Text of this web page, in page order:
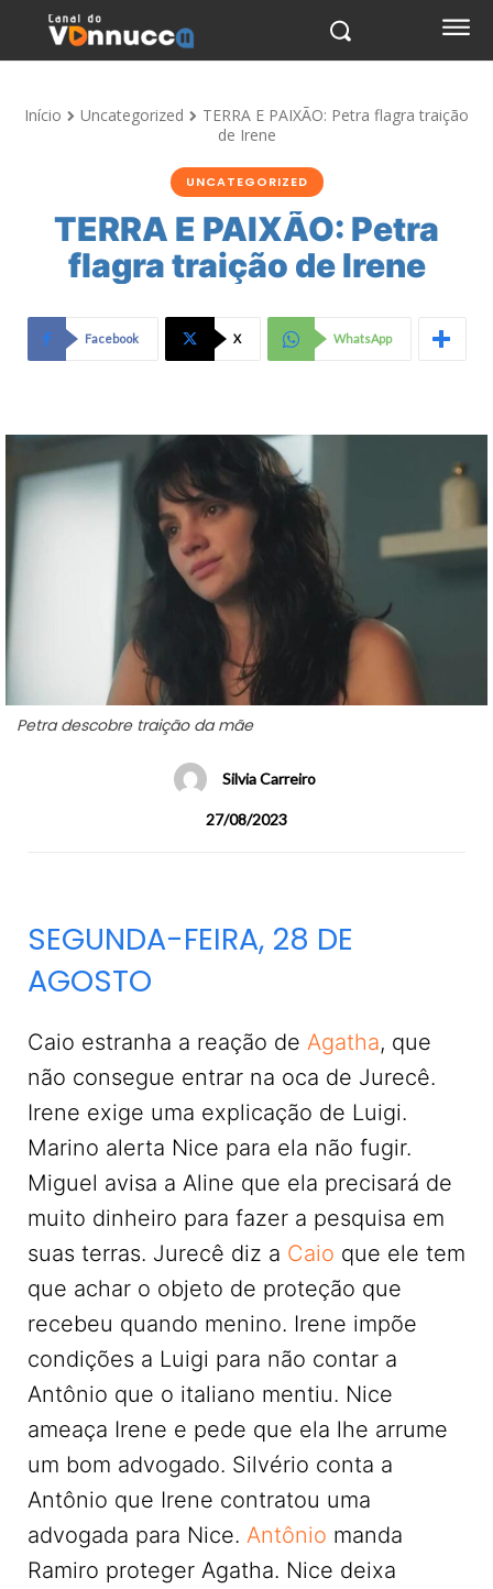
Início Uncategorized
TERRA E PAIXÃO: Petra flagra traição
de Irene
UNCATEGORIZED
TERRA E PAIXÃO: Petra
flagra traição de Irene
Facebook X WhatsApp
Petra descobre traição da mãe
Silvia Carreiro
27/08/2023
SEGUNDA-FEIRA, 28 DE
AGOSTO
Caio estranha a reação de Agatha, que
não consegue entrar na oca de Jurecê.
Irene exige uma explicação de Luigi.
Marino alerta Nice para ela não fugir.
Miguel avisa a Aline que ela precisará de
muito dinheiro para fazer a pesquisa em
suas terras. Jurecê diz a Caio que ele tem
que achar o objeto de proteção que
recebeu quando menino. Irene impõe
condições a Luigi para não contar a
Antônio que o italiano mentiu. Nice
ameaça Irene e pede que ela lhe arrume
um bom advogado. Silvério conta a
Antônio que Irene contratou uma
advogada para Nice. Antônio manda
Ramiro proteger Agatha. Nice deixa